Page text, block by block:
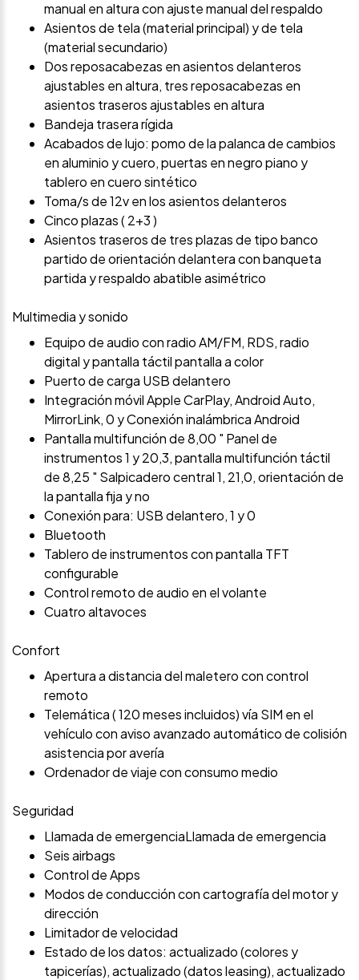
manual en altura con ajuste manual del respaldo
Asientos de tela (material principal) y de tela
(material secundario)
Dos reposacabezas en asientos delanteros
ajustables en altura, tres reposacabezas en
asientos traseros ajustables en altura
Bandeja trasera rígida
Acabados de lujo: pomo de la palanca de cambios
en aluminio y cuero, puertas en negro piano y
tablero en cuero sintético
Toma/s de 12v en los asientos delanteros
Cinco plazas ( 2+3 )
Asientos traseros de tres plazas de tipo banco
partido de orientación delantera con banqueta
partida y respaldo abatible asimétrico
Multimedia y sonido
Equipo de audio con radio AM/FM, RDS, radio
digital y pantalla táctil pantalla a color
Puerto de carga USB delantero
Integración móvil Apple CarPlay, Android Auto,
MirrorLink, 0 y Conexión inalámbrica Android
Pantalla multifunción de 8,00 " Panel de
instrumentos 1 y 20,3, pantalla multifunción táctil
de 8,25 " Salpicadero central 1, 21,0, orientación de
la pantalla fija y no
Conexión para: USB delantero, 1 y 0
Bluetooth
Tablero de instrumentos con pantalla TFT
configurable
Control remoto de audio en el volante
Cuatro altavoces
Confort
Apertura a distancia del maletero con control
remoto
Telemática ( 120 meses incluidos) vía SIM en el
vehículo con aviso avanzado automático de colisión
asistencia por avería
Ordenador de viaje con consumo medio
Seguridad
Llamada de emergenciaLlamada de emergencia
Seis airbags
Control de Apps
Modos de conducción con cartografía del motor y
dirección
Limitador de velocidad
Estado de los datos: actualizado (colores y
tapicerías), actualizado (datos leasing), actualizado